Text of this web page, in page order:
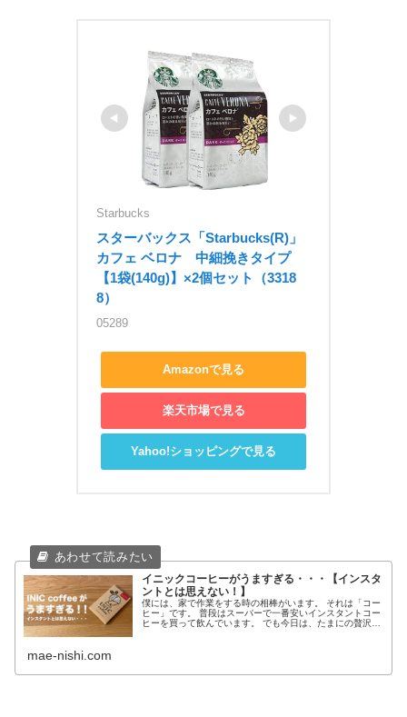
Starbucks
スターバックス「Starbucks(R)」
カフェ ベロナ　中細挽きタイプ
【1袋(140g)】×2個セット（3318
8）
05289
Amazonで見る
楽天市場で見る
Yahoo!ショッピングで見る
イニックコーヒーがうますぎる・・・【インスタ
ントとは思えない！】
僕には、家で作業をする時の相棒がいます。 それは「コー
ヒー」です。 普段はスーパーで一番安いインスタントコー
ヒーを買って飲んでいます。 でも今日は、たまにの贅沢と
mae-nishi.com